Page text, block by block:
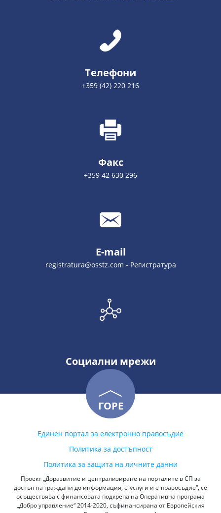
Телефони
+359 (42) 220 216
Факс
+359 42 630 296
E-mail
registratura@osstz.com - Регистратура
Социални мрежи
ГОРЕ
Единен портал за електронно правосъдие
Политика за достъпност
Политика за защита на личните данни
Проект „Доразвитие и централизиране на порталите в СП за
достъп на граждани до информация, е-услуги и е-правосъдие“, се
осъществява с финансовата подкрепа на Оперативна програма
„Добро управление“ 2014-2020, съфинансирана от Европейския